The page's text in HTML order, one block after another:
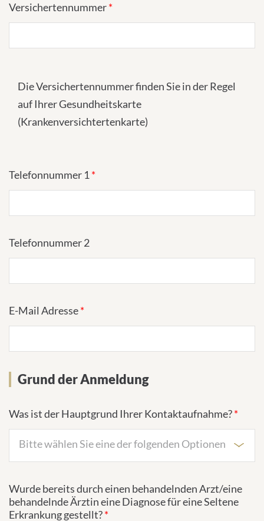
Versichertennummer*
Die Versichertennummer finden Sie in der Regel
auf Ihrer Gesundheitskarte
(Krankenversichtertenkarte)
Telefonnummer 1 *
Telefonnummer 2
E-Mail Adresse*
Grund der Anmeldung
Was ist der Hauptgrund Ihrer Kontaktaufnahme?*
Bitte wählen Sie eine der folgenden Optionen
Wurde bereits durch einen behandelnden Arzt/eine
behandelnde Ärztin eine Diagnose für eine Seltene
Erkrankung gestellt?*